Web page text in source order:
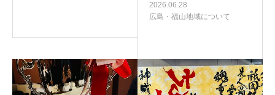
2026.06.28
広島・福山地域について